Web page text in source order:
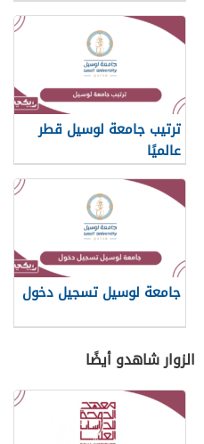
ترتيب جامعة لوسيل قطر
عالميًا
جامعة لوسيل تسجيل دخول
الزوار شاهدو أيضًا